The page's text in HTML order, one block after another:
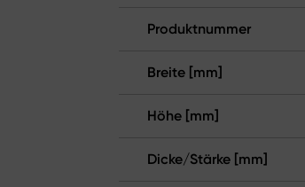
Produktnummer
Breite [mm]
Höhe [mm]
Dicke/Stärke [mm]